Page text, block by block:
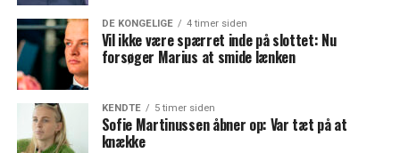
DE KONGELIGE 4 timer siden
Vil ikke være spærret inde på slottet: Nu
forsøger Marius at smide lænken
KENDTE 5 timer siden
Sofie Martinussen åbner op: Var tæt på at
knække